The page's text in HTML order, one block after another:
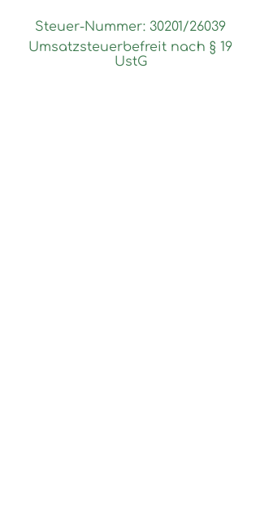
Steuer-Nummer: 30201/26039
Umsatzsteuerbefreit nach § 19
UstG